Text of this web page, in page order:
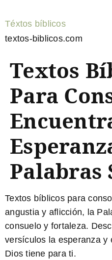
Téxtos bíblicos
textos-biblicos.com
Textos
Para
Palabras
Textos bíblicos para
angustia y aflicción, la
consuelo y fortaleza.
versículos la esperanza y
Dios tiene para ti.